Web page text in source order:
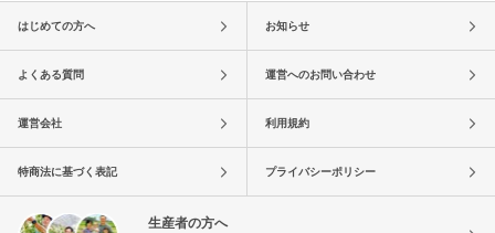
はじめての方へ お知らせ
よくある質問 運営へのお問い合わせ
運営会社 利用規約
特商法に基づく表記 プライバシーポリシー
生産者の方へ